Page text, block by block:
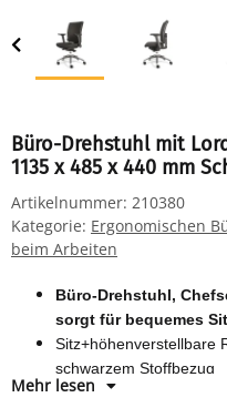
Büro-Drehstuhl mit
1135 x 485 x 440 mm
Artikelnummer: 210380
Kategorie: Ergonomischen
beim Arbeiten
Büro-Drehstuhl,
sorgt für bequemes
Sitz+höhenverstellbare
schwarzem Stoffbezug
Synchronmechanik mit
Mehr lesen